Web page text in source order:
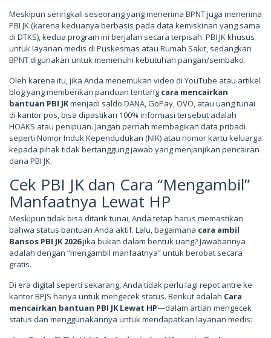
Meskipun seringkali seseorang yang menerima BPNT juga menerima
PBI JK (karena keduanya berbasis pada data kemiskinan yang sama
di DTKS), kedua program ini berjalan secara terpisah. PBI JK khusus
untuk layanan medis di Puskesmas atau Rumah Sakit, sedangkan
BPNT digunakan untuk memenuhi kebutuhan pangan/sembako.
Oleh karena itu, jika Anda menemukan video di YouTube atau artikel
blog yang memberikan panduan tentang cara mencairkan
bantuan PBI JKmenjadi saldo DANA, GoPay, OVO, atau uang tunai
di kantor pos, bisa dipastikan 100% informasi tersebut adalah
HOAKS atau penipuan. Jangan pernah membagikan data pribadi
seperti Nomor Induk Kependudukan (NIK) atau nomor kartu keluarga
kepada pihak tidak bertanggung jawab yang menjanjikan pencairan
dana PBI JK.
Cek PBI JK dan Cara “Mengambil”
Manfaatnya Lewat HP
Meskipun tidak bisa ditarik tunai, Anda tetap harus memastikan
bahwa status bantuan Anda aktif. Lalu, bagaimana cara ambil
Bansos PBI JK 2026jika bukan dalam bentuk uang? Jawabannya
adalah dengan “mengambil manfaatnya” untuk berobat secara
gratis.
Di era digital seperti sekarang, Anda tidak perlu lagi repot antre ke
kantor BPJS hanya untuk mengecek status. Berikut adalah Cara
mencairkan bantuan PBI JK Lewat HP—dalam artian mengecek
status dan menggunakannya untuk mendapatkan layanan medis: